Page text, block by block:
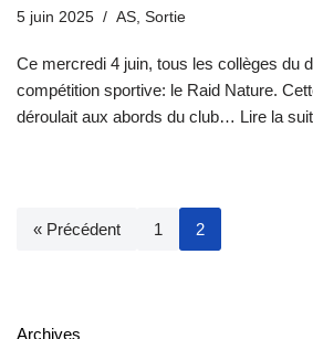
5 juin 2025 AS Sortie
Ce mercredi 4 juin, tous les collèges du
compétition sportive: le Raid Nature.
déroulait aux abords du club… Lire la
« Précédent 1 2
Archives